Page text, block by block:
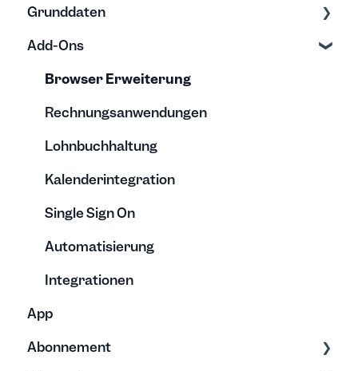
Gutschriften, Überträge & Auszahlungen
Urlaubsanspruch & Abwesenheiten
Kalender
Nützliches
Minusstunden
Exporte & Berichte
Stundenkonten verstehen
Exporte
Rechnung
Bearbeitung
Vorlagen
Grunddaten
Erfassung
Bearbeitung
Archivierung
Add-Ons
Browser Erweiterung
Rechnungsanwendungen
Lohnbuchhaltung
Kalenderintegration
Single Sign On
Automatisierung
Integrationen
App
Abonnement